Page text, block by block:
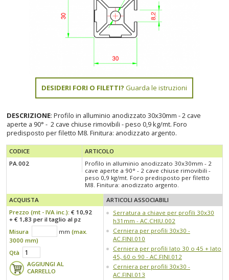
DESIDERI FORI O FILETTI? Guarda le istruzioni
DESCRIZIONE: Profilo in alluminio anodizzato 30x30mm - 2 cave
aperte a 90° - 2 cave chiuse rimovibili - peso 0,9 kg/mt. Foro
predisposto per filetto M8. Finitura: anodizzato argento.
CODICE
ARTICOLO
PA.002
Profilo in alluminio anodizzato 30x30mm - 2
cave aperte a 90° - 2 cave chiuse rimovibili -
peso 0,9 kg/mt. Foro predisposto per filetto
M8. Finitura: anodizzato argento.
ACQUISTA
ARTICOLI ASSOCIABILI
Prezzo (mt - IVAinc.):€ 10,92
+ € 1,83 per il taglio al pz
Misura
mm (max.
3000 mm)
Qtà
AGGIUNGI AL
CARRELLO
Serratura a chiave per profili 30x30
h31mm - AC.CHIU.002
Cerniera per profili 30x30 -
AC.FINI.010
Cerniera per profili lato 30 o 45 + lato
45, 60 o 90 - AC.FINI.012
Cerniera per profili 30x30 -
AC.FINI.013